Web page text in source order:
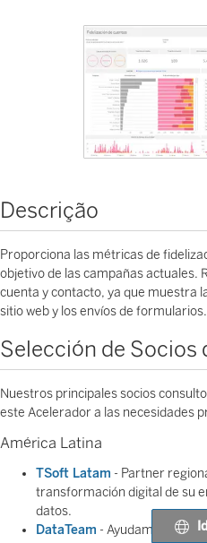
Descrição
Proporciona las métricas de
objetivo de las campañas actuales.
cuenta y contacto, ya que muestra
sitio web y los envíos de formularios.
Selección de Socios
Nuestros principales socios
este Acelerador a las necesidades
América Latina
TSoft Latam - Partner
transformación digital de su
datos.
DataTeam - Ayudamos a